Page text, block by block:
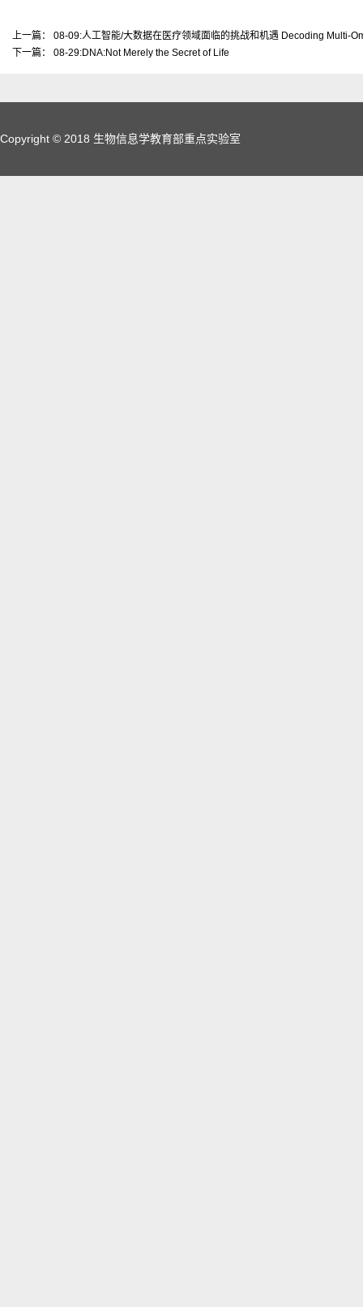
上一篇：
08-09:人工智能/大数据在医疗领域面临的挑战和机遇 Decoding Multi-
下一篇：
08-29:DNA:Not Merely the Secret of Life
Copyright © 2018 生物信息学教育部重点实验室